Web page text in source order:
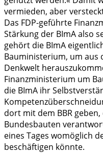
vermieden, aber
Das FDP-geführte
Stärkung der BImA also
gehört die BImA
Bauministerium, um
Denkwelt
Finanzministerium um
die BImA ihr
dort mit dem BBR
Bundesbauten
eines Tages womöglich
beschäftigen könnte.